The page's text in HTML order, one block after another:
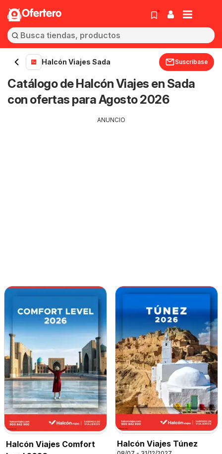
Ofertero
Halcón Viajes Sada Suscríbase
Catálogo de Halcón Viajes en Sada
con ofertas para Agosto 2026
ANUNCIO
Halcón Viajes Comfort
Halcón Viajes Túnez